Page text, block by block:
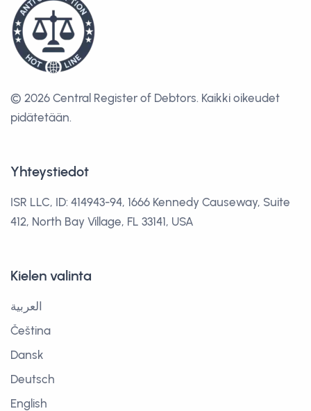
© 2026 Central Register of Debtors. Kaikki oikeudet
pidätetään.
Yhteystiedot
ISR LLC, ID: 414943-94, 1666 Kennedy Causeway, Suite
412, North Bay Village, FL 33141, USA
Kielen valinta
العربية
Čeština
Dansk
Deutsch
English